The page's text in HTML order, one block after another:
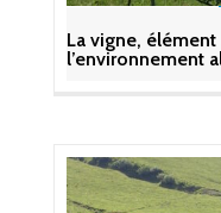
La vigne,
l’environnement